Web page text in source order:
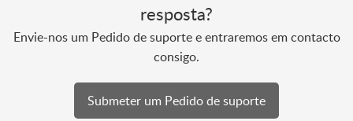
resposta?
Envie-nos um Pedido de suporte e entraremos em contacto
consigo.
Submeter um Pedido de suporte